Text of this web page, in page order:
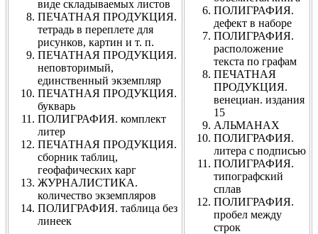
виде складываемых листов
ПЕЧАТНАЯ ПРОДУКЦИЯ.
тетрадь в переплете для
рисунков, картин и т. п.
ПЕЧАТНАЯ ПРОДУКЦИЯ.
неповторимый,
единственный экземпляр
ПЕЧАТНАЯ ПРОДУКЦИЯ.
букварь
ПОЛИГРАФИЯ. комплект
литер
ПЕЧАТНАЯ ПРОДУКЦИЯ.
сборник таблиц,
геофафических карг
ЖУРНАЛИСТИКА.
количество экземпляров
ПОЛИГРАФИЯ. таблица без
линеек
ПОЛИГРАФИЯ.
дефект в наборе
ПОЛИГРАФИЯ.
расположение
текста по графам
ПЕЧАТНАЯ
ПРОДУКЦИЯ.
венециан. издания
15
АЛЬМАНАХ
ПОЛИГРАФИЯ.
литера с подписью
ПОЛИГРАФИЯ.
типографский
сплав
ПОЛИГРАФИЯ.
пробел между
строк